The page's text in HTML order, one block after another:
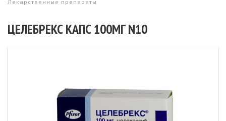
Лекарственные препараты
ЦЕЛЕБРЕКС КАПС 100МГ N10